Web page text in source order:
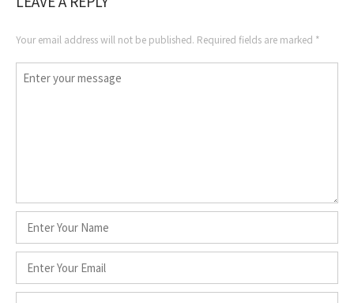
Your email address will not be published. Required fields are marked *
Comment
Name
Email